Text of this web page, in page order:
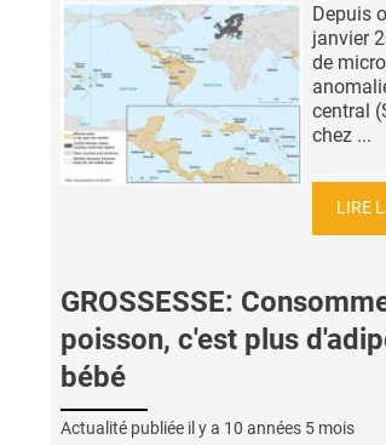
Depuis
janvier
de
central
chez ...
LIRE
GROSSESSE:
poisson, c'est plus
bébé
Actualité publiée il y a 10 années 5 mois